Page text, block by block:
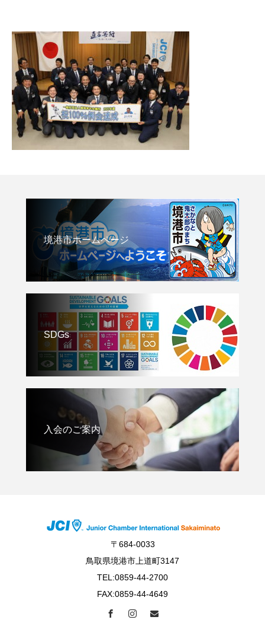
境港市ホームページ
SDGs
入会のご案内
〒684-0033
鳥取県境港市上道町3147
TEL:0859-44-2700
FAX:0859-44-4649